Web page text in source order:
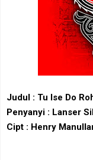
Judul : Tu Ise Do
Penyanyi : Lanser
Cipt : Henry